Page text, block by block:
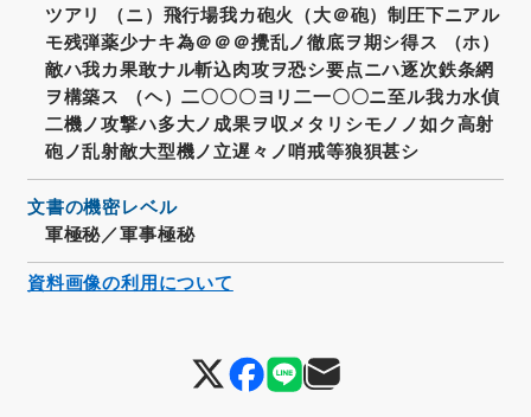
ツアリ （ニ）飛行場我カ砲火（大＠砲）制圧下ニアル
モ残弾薬少ナキ為＠＠＠攪乱ノ徹底ヲ期シ得ス （ホ）
敵ハ我カ果敢ナル斬込肉攻ヲ恐シ要点ニハ逐次鉄条網
ヲ構築ス （ヘ）二〇〇〇ヨリ二一〇〇ニ至ル我カ水偵
二機ノ攻撃ハ多大ノ成果ヲ収メタリシモノノ如ク高射
砲ノ乱射敵大型機ノ立遅々ノ哨戒等狼狽甚シ
文書の機密レベル
軍極秘／軍事極秘
資料画像の利用について